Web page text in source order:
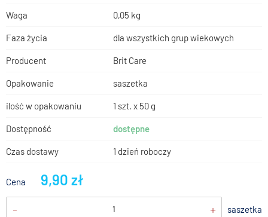
Waga 0,05 kg
Faza życia dla wszystkich grup wiekowych
Producent Brit Care
Opakowanie saszetka
ilość w opakowaniu 1 szt. x 50 g
Dostępność dostępne
Czas dostawy 1 dzień roboczy
Cena 9,90 zł
- + saszetka